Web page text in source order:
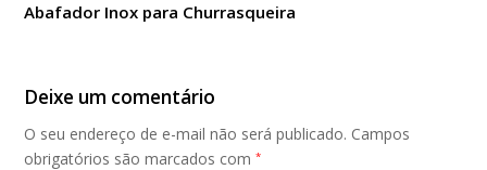
Abafador Inox para Churrasqueira
Deixe um comentário
O seu endereço de e-mail não será publicado. Campos
obrigatórios são marcados com*